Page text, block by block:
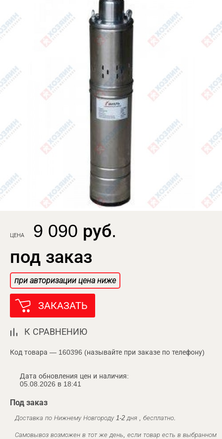
ЦЕНА
9 090 руб.
под заказ
при авторизации цена ниже
ЗАКАЗАТЬ
К СРАВНЕНИЮ
Код товара — 160396 (называйте при заказе по телефону)
Дата обновления цен и наличия:
05.08.2026 в 18:41
Под заказ
Доставка по Нижнему Новгороду 1-2 дня , бесплатно.
Самовывоз возможен в тот же день, если товар есть в выбранном